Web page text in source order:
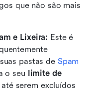
que não são mais
e Lixeira: Este é
pastas de Spam
o seu limite de
até serem excluídos